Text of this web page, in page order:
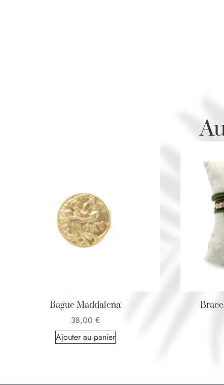
Bague Maddalena
38,00 €
Ajouter au panier